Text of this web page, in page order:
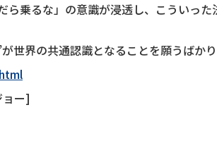
乗るな」の意識が浸透し、こういっ
世界の共通認識となることを願うばかり
ー]